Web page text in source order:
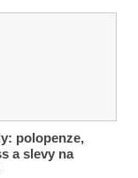
polopenze,
a slevy na